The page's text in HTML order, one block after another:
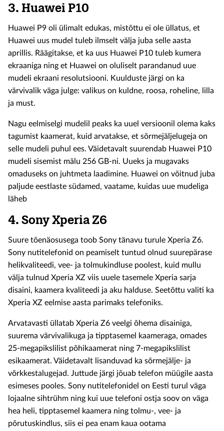
3. Huawei P10
Huawei P9 oli ülimalt edukas, mistõttu ei ole üllatus, et
Huawei uus mudel tuleb ilmselt välja juba selle aasta
aprillis. Räägitakse, et ka uus Huawei P10 tuleb kumera
ekraaniga ning et Huawei on oluliselt parandanud uue
mudeli ekraani resolutsiooni. Kuulduste järgi on ka
värvivalik väga julge: valikus on kuldne, roosa, roheline, lilla
ja must.
Nagu eelmiselgi mudelil peaks ka uuel versioonil olema kaks
tagumist kaamerat, kuid arvatakse, et sõrmejäljelugeja on
selle mudeli puhul ees. Väidetavalt suurendab Huawei P10
mudeli sisemist mälu 256 GB-ni. Uueks ja mugavaks
omaduseks on juhtmeta laadimine. Huawei on võitnud juba
paljude eestlaste südamed, vaatame, kuidas uue mudeliga
läheb
4. Sony Xperia Z6
Suure tõenäosusega toob Sony tänavu turule Xperia Z6.
Sony nutitelefonid on peamiselt tuntud olnud suurepärase
helikvaliteedi, vee- ja tolmukindluse poolest, kuid mullu
välja tulnud Xperia XZ viis uuele tasemele Xperia sarja
disaini, kaamera kvaliteedi ja aku halduse. Seetõttu valiti ka
Xperia XZ eelmise aasta parimaks telefoniks.
Arvatavasti üllatab Xperia Z6 veelgi õhema disainiga,
suurema värvivalikuga ja tipptasemel kaameraga, omades
25-megapikslilist põhikaamerat ning 7-megapikslilist
esikaamerat. Väidetavalt lisanduvad ka sõrmejälje- ja
võrkkestalugejad. Juttude järgi jõuab telefon müügile aasta
esimeses pooles. Sony nutitelefonidel on Eesti turul väga
lojaalne sihtrühm ning kui uue telefoni ostja soov on väga
hea heli, tipptasemel kaamera ning tolmu-, vee- ja
põrutuskindlus, siis ei pea enam kaua ootama